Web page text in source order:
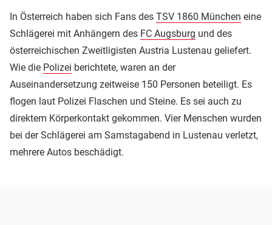
In Österreich haben sich Fans des TSV 1860 München eine
Schlägerei mit Anhängern des FC Augsburg und des
österreichischen Zweitligisten Austria Lustenau geliefert.
Wie die Polizei berichtete, waren an der
Auseinandersetzung zeitweise 150 Personen beteiligt. Es
flogen laut Polizei Flaschen und Steine. Es sei auch zu
direktem Körperkontakt gekommen. Vier Menschen wurden
bei der Schlägerei am Samstagabend in Lustenau verletzt,
mehrere Autos beschädigt.